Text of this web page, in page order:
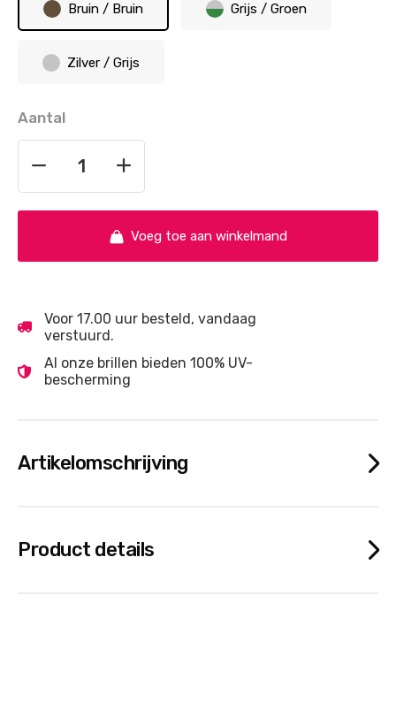
Bruin / Bruin Grijs / Groen
Zilver / Grijs
Aantal
Voeg toe aan winkelmand
Voor 17.00 uur besteld, vandaag
verstuurd.
Al onze brillen bieden 100% UV-
bescherming
Artikelomschrijving
Product details